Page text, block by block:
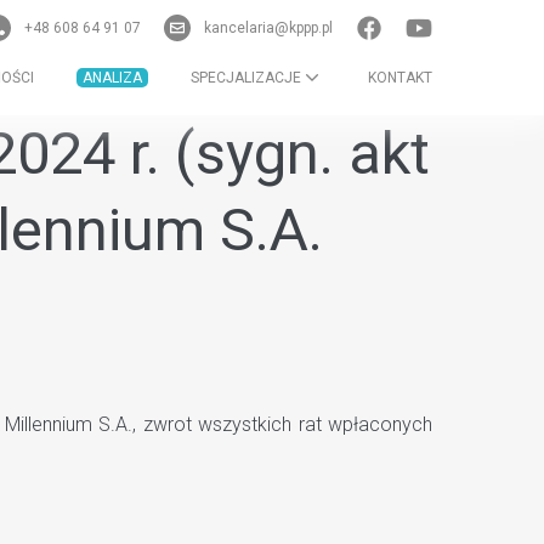
+48 608 64 91 07 kancelaria@kppp.pl
ANALIZA SPECJALIZACJE KONTAKT
r. (sygn. akt
S.A.
S.A., zwrot wszystkich rat wpłaconych